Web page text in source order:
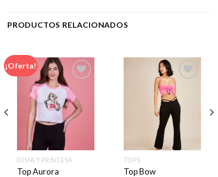
PRODUCTOS RELACIONADOS
¡Oferta!
DISNEY PRINCESA
Top Aurora
TOPS
Top Bow